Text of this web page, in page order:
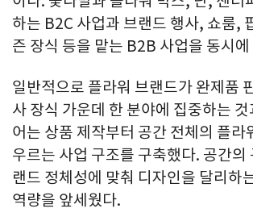
하는 B2C 사업과 브랜드 행사, 쇼룸,
즌 장식 등을 맡는 B2B 사업을 동시
일반적으로 플라워 브랜드가 완제품
사 장식 가운데 한 분야에 집중하는
어는 상품 제작부터 공간 전체의 플라
우르는 사업 구조를 구축했다. 공간의
랜드 정체성에 맞춰 디자인을 달리하
역량을 앞세웠다.